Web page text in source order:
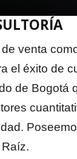
venta
el éxito de
de Bogotá